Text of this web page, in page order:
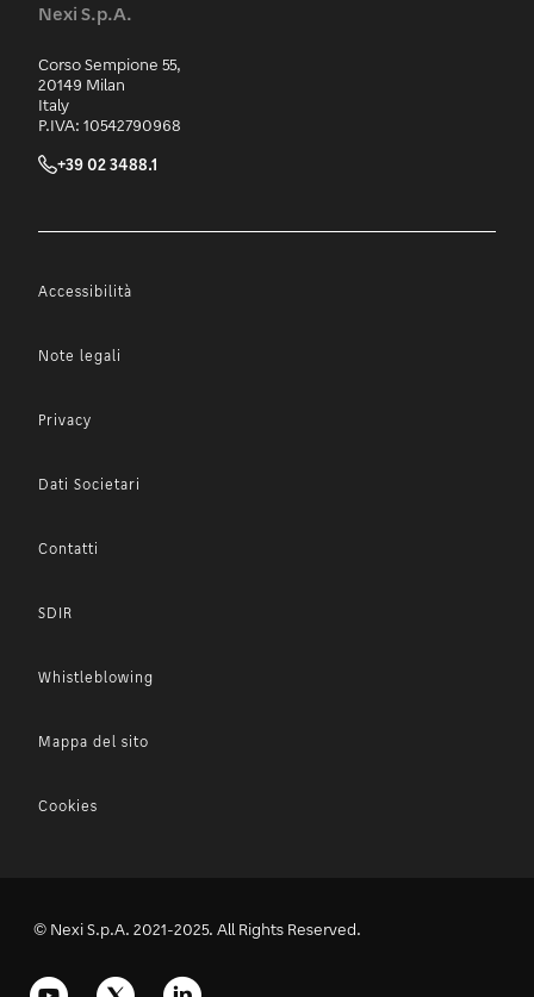
Nexi S.p.A.
Corso Sempione 55,
20149 Milan
Italy
P.IVA: 10542790968
+39 02 3488.1
Accessibilità
Note legali
Privacy
Dati Societari
Contatti
SDIR
Whistleblowing
Mappa del sito
Cookies
© Nexi S.p.A. 2021-2025. All Rights Reserved.